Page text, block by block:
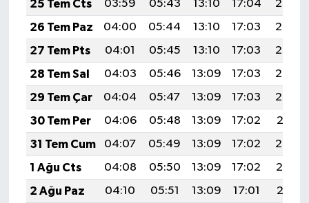
25 Tem Cts
03:59 05:43 13:10 17:04
20:26
26 Tem Paz
04:00 05:44 13:10 17:03
20:25
27 Tem Pts
04:01 05:45 13:10 17:03
20:24
28 Tem Sal
04:03 05:46 13:09 17:03
20:23
29 Tem Çar
04:04 05:47 13:09 17:03
20:22
30 Tem Per
04:06 05:48 13:09 17:02
20:21
31 Tem Cum
04:07 05:49 13:09 17:02
20:20
1 Ağu Cts
04:08 05:50 13:09 17:02
20:19
2 Ağu Paz
04:10 05:51 13:09 17:01
20:18